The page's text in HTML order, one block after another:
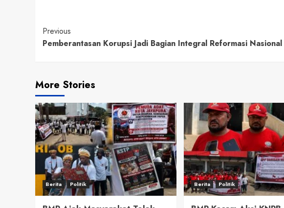
Continue
Reading
Previous
Pemberantasan Korupsi Jadi Bagian Integral Reformasi Nasional
More Stories
Berita Politik Berita Politik